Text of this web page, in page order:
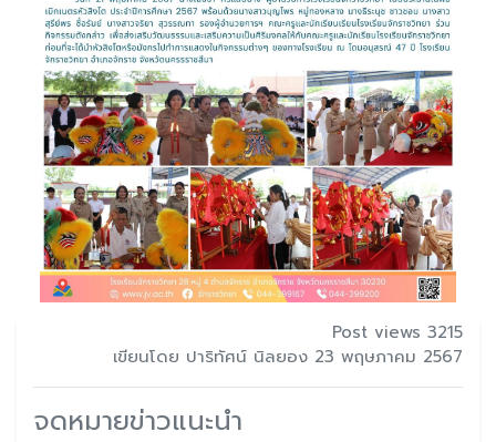
Post views 3215
เขียนโดย ปาริทัศน์ นิลยอง 23 พฤษภาคม 2567
จดหมายข่าวแนะนำ